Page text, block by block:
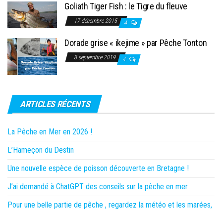
Goliath Tiger Fish : le Tigre du fleuve
17 décembre 2015 4
Dorade grise « ikejime » par Pêche Tonton
8 septembre 2019 4
ARTICLES RÉCENTS
La Pêche en Mer en 2026 !
L’Hameçon du Destin
Une nouvelle espèce de poisson découverte en Bretagne !
J’ai demandé à ChatGPT des conseils sur la pêche en mer
Pour une belle partie de pêche , regardez la météo et les marées,